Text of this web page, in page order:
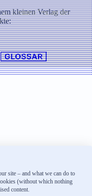
site – and what we can do to
(without which nothing
content.
kleinen Verlag der